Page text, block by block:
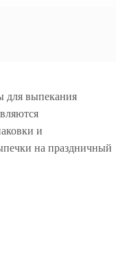
для выпекания
и
на праздничный